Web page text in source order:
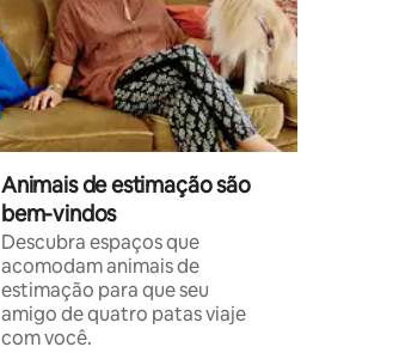
Animais de estimação são
bem-vindos
Descubra espaços que
acomodam animais de
estimação para que seu
amigo de quatro patas viaje
com você.